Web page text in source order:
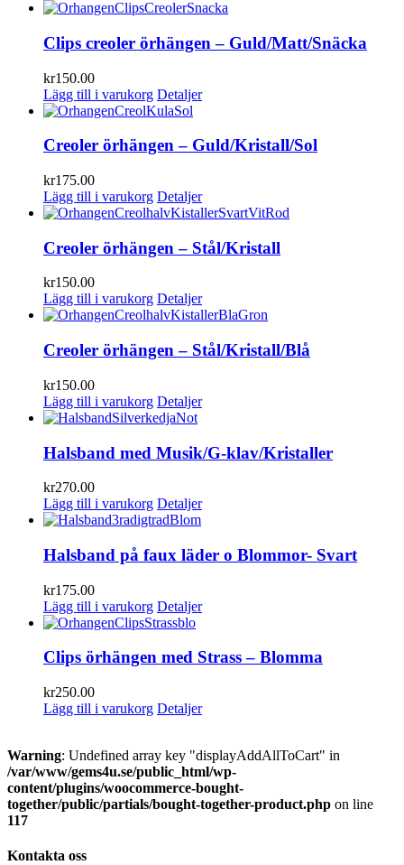
Clips creoler örhängen – Guld/Matt/Snäcka
kr150.00
Lägg till i varukorg Detaljer
Creoler örhängen – Guld/Kristall/Sol
kr175.00
Lägg till i varukorg Detaljer
Creoler örhängen – Stål/Kristall
kr150.00
Lägg till i varukorg Detaljer
Creoler örhängen – Stål/Kristall/Blå
kr150.00
Lägg till i varukorg Detaljer
Halsband med Musik/G-klav/Kristaller
kr270.00
Lägg till i varukorg Detaljer
Halsband på faux läder o Blommor- Svart
kr175.00
Lägg till i varukorg Detaljer
Clips örhängen med Strass – Blomma
kr250.00
Lägg till i varukorg Detaljer
Warning: Undefined array key "displayAddAllToCart" in
/var/www/gems4u.se/public_html/wp-
content/plugins/woocommerce-bought-
together/public/partials/bought-together-product.php on line
117
Kontakta oss